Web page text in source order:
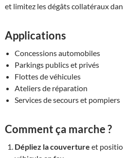
et limitez les dégâts collatéraux
Applications
Concessions automobiles
Parkings publics et privés
Flottes de véhicules
Ateliers de réparation
Services de secours et pompiers
Comment ça marche ?
Dépliez la couverture et